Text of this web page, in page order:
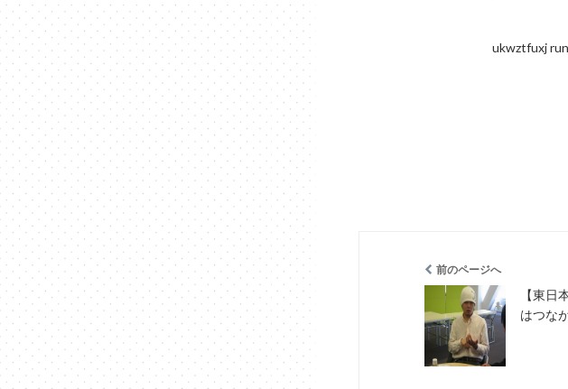
ukwztfuxj
前のページへ
【東日
はつな